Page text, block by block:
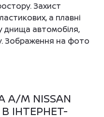
Захист
а плавні
автомобіля,
Зображення на фото
А/М NISSAN
ІНТЕРНЕТ-